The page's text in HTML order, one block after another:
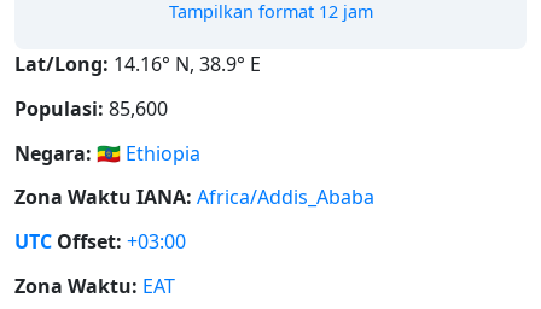
Tampilkan format 12 jam
Lat/Long: 14.16° N, 38.9° E
Populasi: 85,600
Negara: 🇪🇹 Ethiopia
Zona Waktu IANA: Africa/Addis_Ababa
UTC Offset: +03:00
Zona Waktu: EAT